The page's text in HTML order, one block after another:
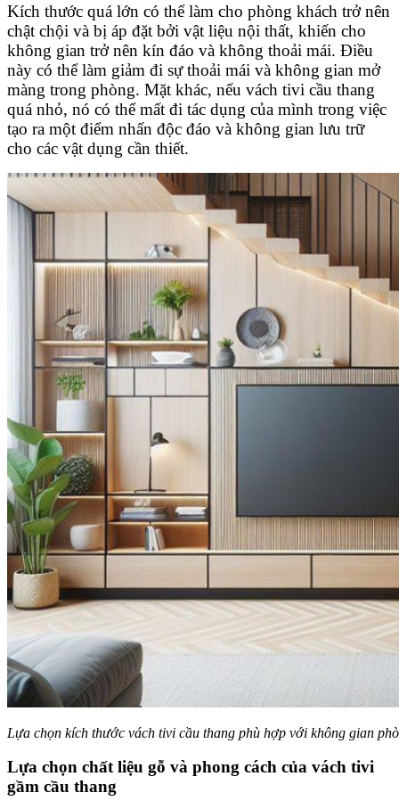
Kích thước quá lớn có thể làm cho phòng khách trở nên
chật chội và bị áp đặt bởi vật liệu nội thất, khiến cho
không gian trở nên kín đáo và không thoải mái. Điều
này có thể làm giảm đi sự thoải mái và không gian mở
màng trong phòng. Mặt khác, nếu vách tivi cầu thang
quá nhỏ, nó có thể mất đi tác dụng của mình trong việc
tạo ra một điểm nhấn độc đáo và không gian lưu trữ
cho các vật dụng cần thiết.
Lựa chọn kích thước vách tivi cầu thang phù hợp với không gian
Lựa chọn chất liệu gỗ và phong cách của vách tivi
gầm cầu thang